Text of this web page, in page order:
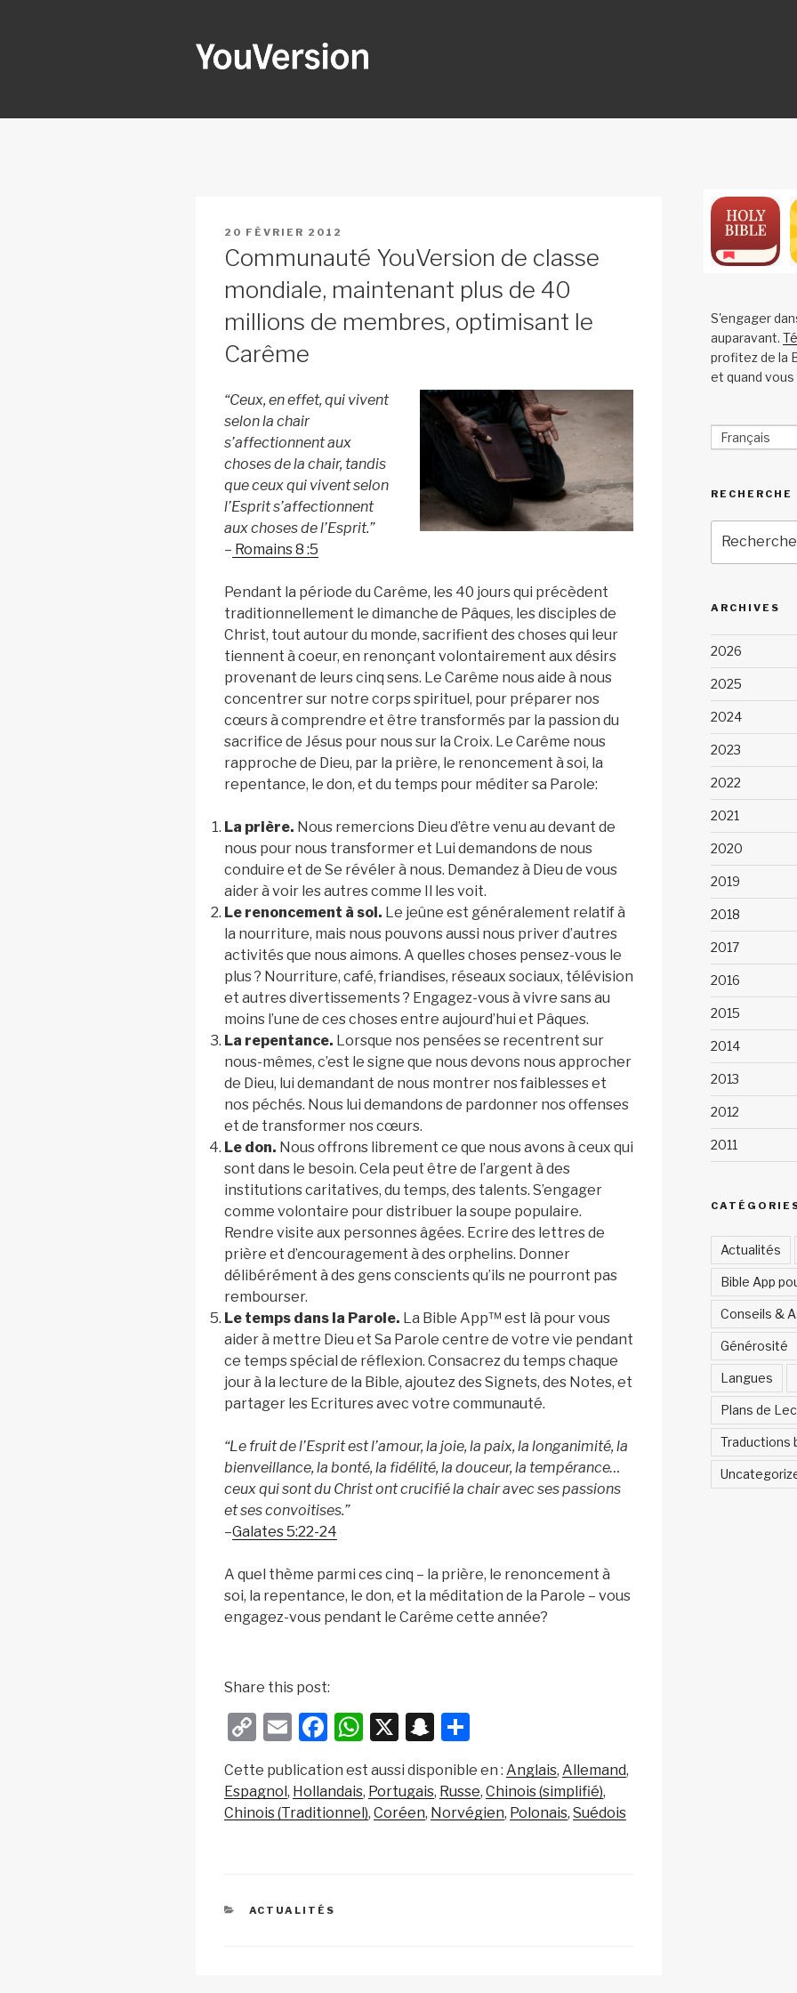
PUBLIÉ
20 FÉVRIER 2012
Communauté YouVersion de classe
mondiale, maintenant plus de 40
millions de membres, optimisant le
Carême
“Ceux, en effet, qui vivent
selon la chair
s’affectionnent aux
choses de la chair, tandis
que ceux qui vivent selon
l’Esprit s’affectionnent
aux choses de l’Esprit.”
– Romains 8 :5
Pendant la période du Carême, les 40 jours qui précèdent
traditionnellement le dimanche de Pâques, les disciples de
Christ, tout autour du monde, sacrifient des choses qui leur
tiennent à coeur, en renonçant volontairement aux désirs
provenant de leurs cinq sens. Le Carême nous aide à nous
concentrer sur notre corps spirituel, pour préparer nos
cœurs à comprendre et être transformés par la passion du
sacrifice de Jésus pour nous sur la Croix. Le Carême nous
rapproche de Dieu, par la prière, le renoncement à soi, la
repentance, le don, et du temps pour méditer sa Parole:
La prière. Nous remercions Dieu d’être venu au devant de
nous pour nous transformer et Lui demandons de nous
conduire et de Se révéler à nous. Demandez à Dieu de vous
aider à voir les autres comme Il les voit.
Le renoncement à soi. Le jeûne est généralement relatif à
la nourriture, mais nous pouvons aussi nous priver d’autres
activités que nous aimons. A quelles choses pensez-vous le
plus ? Nourriture, café, friandises, réseaux sociaux, télévision
et autres divertissements ? Engagez-vous à vivre sans au
moins l’une de ces choses entre aujourd’hui et Pâques.
La repentance. Lorsque nos pensées se recentrent sur
nous-mêmes, c’est le signe que nous devons nous approcher
de Dieu, lui demandant de nous montrer nos faiblesses et
nos péchés. Nous lui demandons de pardonner nos offenses
et de transformer nos cœurs.
Le don. Nous offrons librement ce que nous avons à ceux qui
sont dans le besoin. Cela peut être de l’argent à des
institutions caritatives, du temps, des talents. S’engager
comme volontaire pour distribuer la soupe populaire.
Rendre visite aux personnes âgées. Ecrire des lettres de
prière et d’encouragement à des orphelins. Donner
délibérément à des gens conscients qu’ils ne pourront pas
rembourser.
Le temps dans la Parole. La Bible App™ est là pour vous
aider à mettre Dieu et Sa Parole centre de votre vie pendant
ce temps spécial de réflexion. Consacrez du temps chaque
jour à la lecture de la Bible, ajoutez des Signets, des Notes, et
partager les Ecritures avec votre communauté.
“Le fruit de l’Esprit est l’amour, la joie, la paix, la longanimité, la
bienveillance, la bonté, la fidélité, la douceur, la tempérance…
ceux qui sont du Christ ont crucifié la chair avec ses passions
et ses convoitises.”
–Galates 5:22-24
A quel thème parmi ces cinq – la prière, le renoncement à
soi, la repentance, le don, et la méditation de la Parole – vous
engagez-vous pendant le Carême cette année?
Share this post:
C
p
y
k
E
m
ail
F
c
e
o
W
h
at
s
X
S
a
p
ta
g
Cette publication est aussi disponible en : Anglais Allemand
Espagnol
Hollandais Portugais Russe Chinois (simplifié)
Chinois (Traditionnel) Coréen Norvégien Polonais Suédois
CATÉGORIES
ACTUALITÉS
S'engager
auparavant.
profitez de la
et quand vous
Français
RECHERCHE
pour
:
ARCHIVES
2026
2025
2024
2023
2022
2021
2020
2019
2018
2017
2016
2015
2014
2013
2012
2011
Actualités
Bible App
Conseils &
Générosité
Langues
Plans de
Traductions